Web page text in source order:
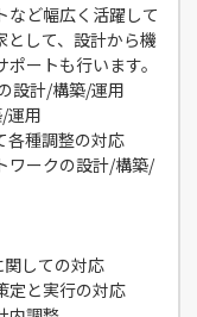
など幅広く活躍して
として、設計から機
ートも行います。
設計/構築/運用
運用
各種調整の対応
ワークの設計/構築/
しての対応
定と実行の対応